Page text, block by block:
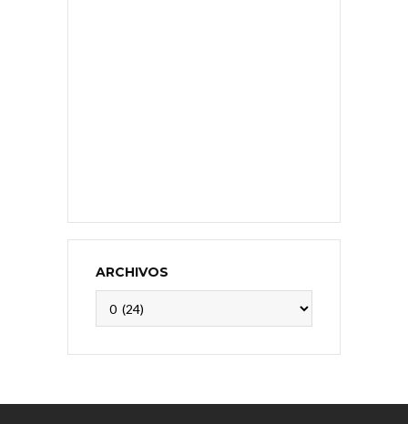
ARCHIVOS